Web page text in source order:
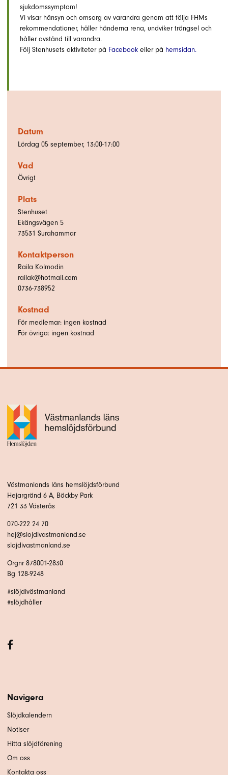
sjukdomssymptom!
Vi visar hänsyn och omsorg av varandra genom att följa FHMs
rekommendationer, håller händerna rena, undviker trängsel och
håller avstånd till varandra.
Följ Stenhusets aktiviteter på Facebook ellerpå hemsidan.
Datum
Lördag 05 september, 13:00-17:00
Vad
Övrigt
Plats
Stenhuset
Ekängsvägen 5
73531 Surahammar
Kontaktperson
Raila Kolmodin
railak@hotmail.com
0736-738952
Kostnad
För medlemar: ingen kostnad
För övriga: ingen kostnad
Västmanlands läns hemslöjdsförbund
Hejargränd 6 A, Bäckby Park
721 33 Västerås
070-222 24 70
hej@slojdivastmanland.se
slojdivastmanland.se
Orgnr 878001-2830
Bg 128-9248
#slöjdivästmanland
#slöjdhåller
Navigera
Slöjdkalendern
Notiser
Hitta slöjdförening
Om oss
Kontakta oss